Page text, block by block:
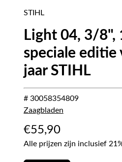
STIHL
Light 04, 3/8",
speciale editie
jaar STIHL
# 30058354809
Zaagbladen
€55,90
Alle prijzen zijn inclusief